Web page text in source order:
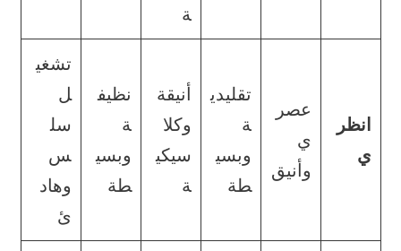
ة
انظر
ي
عصر
ي
وأنيق
تقليدي
ة
وبسي
طة
أنيقة
وكلا
سيكي
ة
نظيف
ة
وبسي
طة
تشغي
ل
سل
س
وهاد
ئ